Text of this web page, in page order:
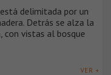
delimitada por un
Detrás se alza la
con vistas al bosque
VER +